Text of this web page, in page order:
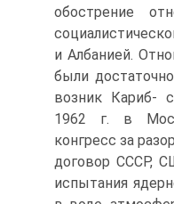
обострение
и Албанией.
были
возник Кариб-
1962 г. в
конгресс за
договор СССР,
испытания